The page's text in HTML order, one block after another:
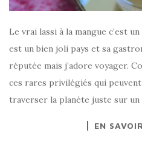
Le vrai lassi à la mangue c’est
est un bien joli pays et sa
réputée mais j’adore voyager.
ces rares privilégiés qui
traverser la planète juste sur un
EN